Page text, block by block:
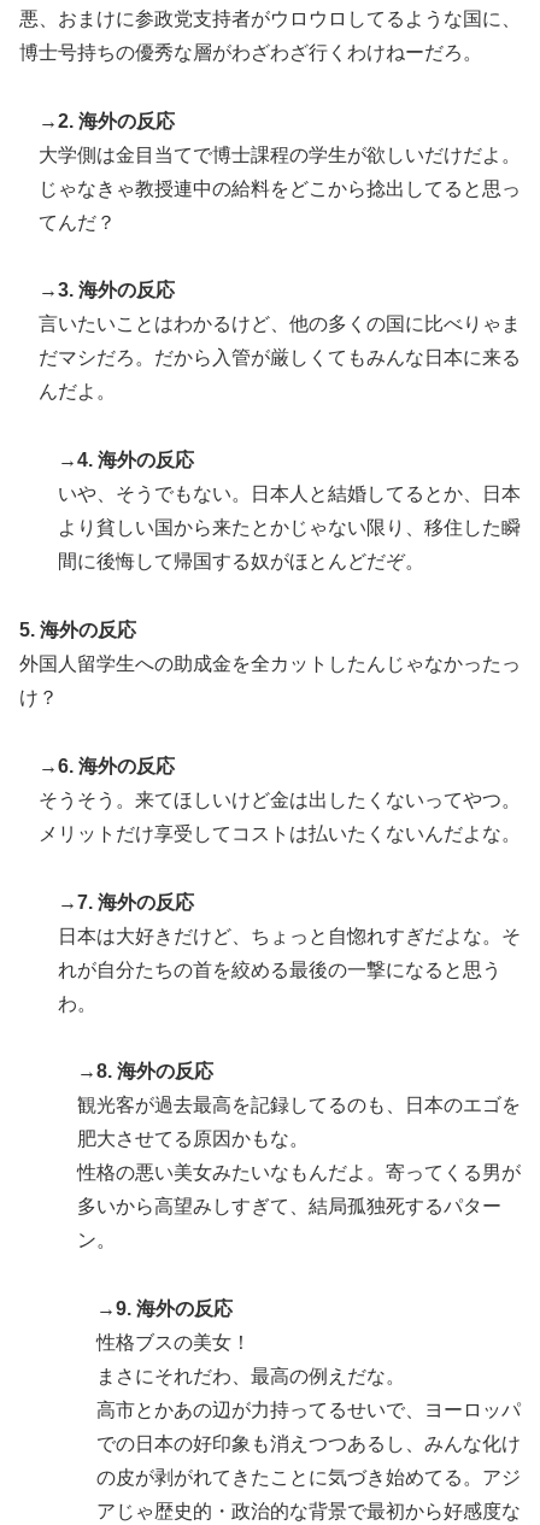
悪、おまけに参政党支持者がウロウロしてるような国に、
博士号持ちの優秀な層がわざわざ行くわけねーだろ。
→2. 海外の反応
大学側は金目当てで博士課程の学生が欲しいだけだよ。
じゃなきゃ教授連中の給料をどこから捻出してると思っ
てんだ？
→3. 海外の反応
言いたいことはわかるけど、他の多くの国に比べりゃま
だマシだろ。だから入管が厳しくてもみんな日本に来る
んだよ。
→4. 海外の反応
いや、そうでもない。日本人と結婚してるとか、日本
より貧しい国から来たとかじゃない限り、移住した瞬
間に後悔して帰国する奴がほとんどだぞ。
5. 海外の反応
外国人留学生への助成金を全カットしたんじゃなかったっ
け？
→6. 海外の反応
そうそう。来てほしいけど金は出したくないってやつ。
メリットだけ享受してコストは払いたくないんだよな。
→7. 海外の反応
日本は大好きだけど、ちょっと自惚れすぎだよな。そ
れが自分たちの首を絞める最後の一撃になると思う
わ。
→8. 海外の反応
観光客が過去最高を記録してるのも、日本のエゴを
肥大させてる原因かもな。
性格の悪い美女みたいなもんだよ。寄ってくる男が
多いから高望みしすぎて、結局孤独死するパター
ン。
→9. 海外の反応
性格ブスの美女！
まさにそれだわ、最高の例えだな。
高市とかあの辺が力持ってるせいで、ヨーロッパ
での日本の好印象も消えつつあるし、みんな化け
の皮が剥がれてきたことに気づき始めてる。アジ
アじゃ歴史的・政治的な背景で最初から好感度な